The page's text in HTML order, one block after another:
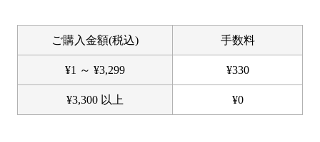
ご購入金額(税込) 手数料
¥1 ～ ¥3,299 ¥330
¥3,300 以上 ¥0